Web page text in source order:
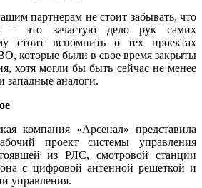
партнерам не стоит забывать, что
– это зачастую дело рук самих
стоит вспомнить о тех проектах
которые были в свое время закрыты
хотя могли бы быть сейчас не менее
аналоги.
компания «Арсенал» представила
проект системы управления
из РЛС, смотровой станции
с цифровой антенной решеткой и
управления.